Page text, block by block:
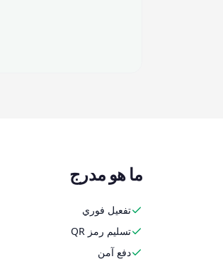
ما هو مدرج
تفعيل فوري
تسليم رمز QR
دفع آمن